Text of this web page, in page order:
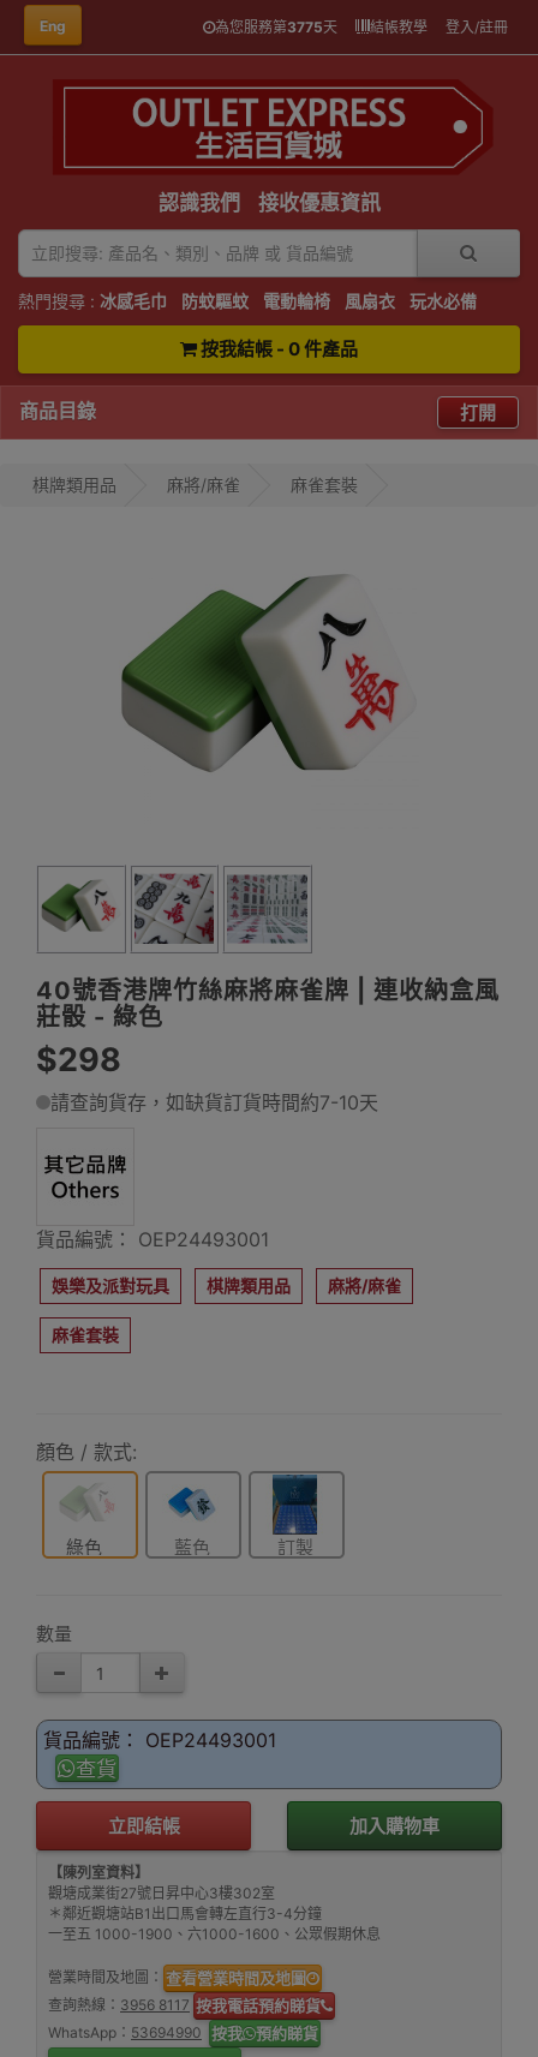
Eng 為您服務第3775天 結帳教學 登入/註冊
認識我們 接收優惠資訊
熱門搜尋 : 冰感毛巾 防蚊驅蚊 電動輪椅 風扇衣 玩水必備
按我結帳 - 0 件產品
商品目錄 打開
棋牌類用品 麻將/麻雀 麻雀套裝
40號香港牌竹絲麻將麻雀牌 | 連收納盒風
莊骰 - 綠色
$298
請查詢貨存，如缺貨訂貨時間約7-10天
貨品編號： OEP24493001
娛樂及派對玩具 棋牌類用品 麻將/麻雀
麻雀套裝
顏色 / 款式:
綠色 藍色
訂製
數量
貨品編號： OEP24493001
查貨
立即結帳 加入購物車
【陳列室資料】
觀塘成業街27號日昇中心3樓302室
＊鄰近觀塘站B1出口馬會轉左直行3-4分鐘
一至五 1000-1900、六1000-1600、公眾假期休息
營業時間及地圖： 查看營業時間及地圖
查詢熱線： 3956 8117 按我電話預約睇貨
WhatsApp： 53694990 按我 預約睇貨